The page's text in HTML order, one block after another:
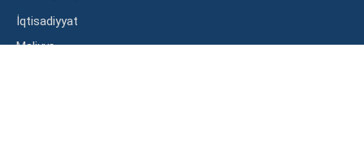
İqtisadiyyat
Maliyyə